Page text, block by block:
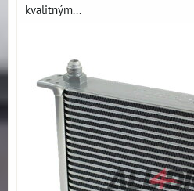
kvalitným...